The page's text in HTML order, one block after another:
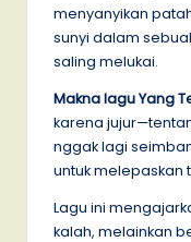
menyanyikan
sunyi dalam
saling melukai.
Makna lagu Yang
karena
nggak lagi
untuk melepaskan
Lagu ini
kalah, melainkan